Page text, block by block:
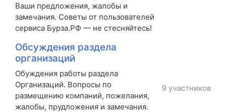
Ваши предложения, жалобы и
замечания. Советы от пользователей
сервиса Бурза.РФ — не стесняйтесь!
Обсуждения раздела
организаций
Обуждения работы раздела
Организаций. Вопросы по
размещению компаний, пожелания,
жалобы, прудложения и замечания.
9 участников